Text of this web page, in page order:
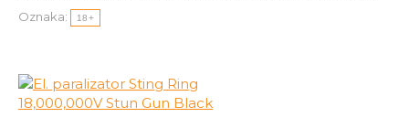
Oznaka:
18+